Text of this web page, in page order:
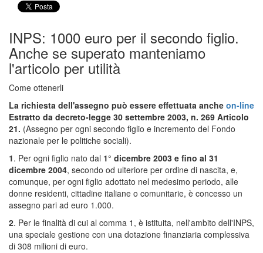
INPS: 1000 euro per il secondo figlio.
Anche se superato manteniamo
l'articolo per utilità
Come ottenerli
La richiesta dell'assegno può essere effettuata anche on-line
Estratto da decreto-legge 30 settembre 2003, n. 269 Articolo
21. (Assegno per ogni secondo figlio e incremento del Fondo
nazionale per le politiche sociali).
1. Per ogni figlio nato dal 1° dicembre 2003 e fino al 31
dicembre 2004, secondo od ulteriore per ordine di nascita, e,
comunque, per ogni figlio adottato nel medesimo periodo, alle
donne residenti, cittadine italiane o comunitarie, è concesso un
assegno pari ad euro 1.000.
2. Per le finalità di cui al comma 1, è istituita, nell'ambito dell'INPS,
una speciale gestione con una dotazione finanziaria complessiva
di 308 milioni di euro.